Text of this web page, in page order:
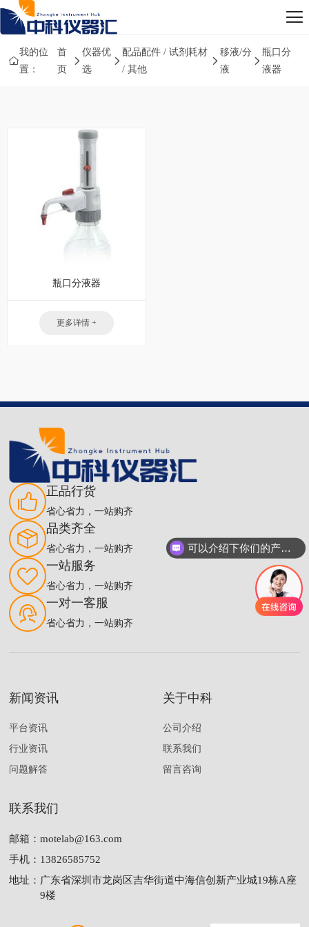
我的位
置：
首
页
仪器优
选
配品配件 / 试剂耗材
/ 其他
移液/分
液
瓶口分
液器
瓶口分液器
更多详情 +
正品行货
省心省力，一站购齐
品类齐全
省心省力，一站购齐
一站服务
省心省力，一站购齐
一对一客服
省心省力，一站购齐
新闻资讯
平台资讯
行业资讯
问题解答
关于中科
公司介绍
联系我们
留言咨询
联系我们
邮箱：motelab@163.com
手机： 13826585752
地址： 广东省深圳市龙岗区吉华街道中海信创新产业城19栋A座
9楼
可以介绍下你们的产品么